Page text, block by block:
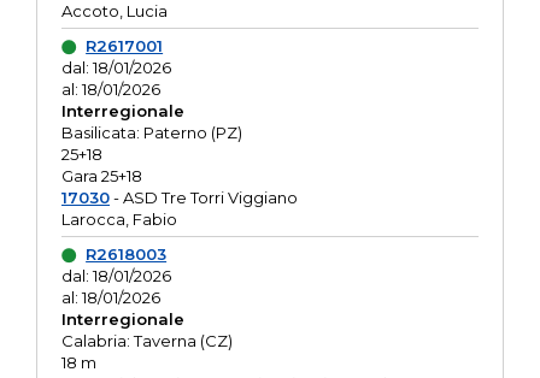
Accoto, Lucia
R2617001
dal: 18/01/2026
al: 18/01/2026
Interregionale
Basilicata: Paterno (PZ)
25+18
Gara 25+18
17030- ASD Tre Torri Viggiano
Larocca, Fabio
R2618003
dal: 18/01/2026
al: 18/01/2026
Interregionale
Calabria: Taverna (CZ)
18 m